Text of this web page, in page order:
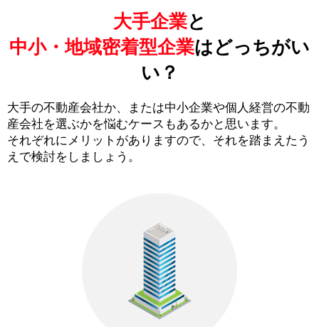
大手企業と
中小・地域密着型企業はどっちがい
い？
大手の不動産会社か、または中小企業や個人経営の不動
産会社を選ぶかを悩むケースもあるかと思います。
それぞれにメリットがありますので、それを踏まえたう
えで検討をしましょう。